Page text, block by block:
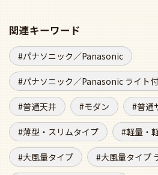
関連キーワード
パナソニック／Panasonic
パナソニック／Panasonic ライト
普通天井 モダン 普通
薄型・スリムタイプ 軽量・
大風量タイプ 大風量タイプ